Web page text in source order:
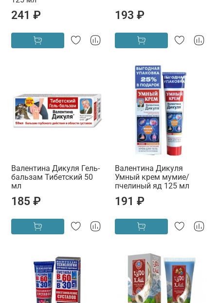
241 ₽ 193 ₽
Валентина Дикуля Гель-
бальзам Тибетский 50
мл
185 ₽
Валентина Дикуля
Умный крем мумие/
пчелиный яд 125 мл
191 ₽